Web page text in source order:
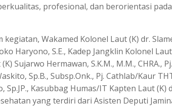
profesional, dan berorientasi
Wakamed Kolonel Laut (K) dr.
Haryono, S.E., Kadep Jangklin Kolonel
Sujarwo Hermawan, S.K.M., M.M.,
Sp.B., Subsp.Onk., Pj. Cathlab/Kaur
Sp.JP., Kasubbag Humas/IT Kapten Laut
yang terdiri dari Asisten Deputi